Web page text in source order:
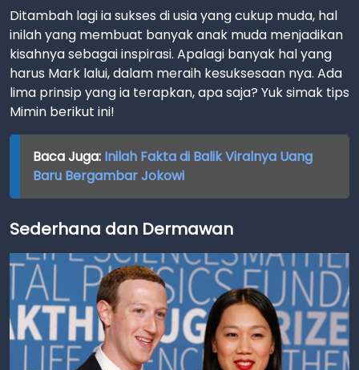
Ditambah lagi ia sukses di usia yang cukup muda, hal
inilah yang membuat banyak anak muda menjadikan
kisahnya sebagai inspirasi. Apalagi banyak hal yang
harus Mark lalui, dalam meraih kesuksesaan nya. Ada
lima prinsip yang ia terapkan, apa saja? Yuk simak tips
Mimin berikut ini!
Baca Juga: Inilah Fakta di Balik Viralnya Uang
Baru Bergambar Jokowi
Sederhana dan Dermawan